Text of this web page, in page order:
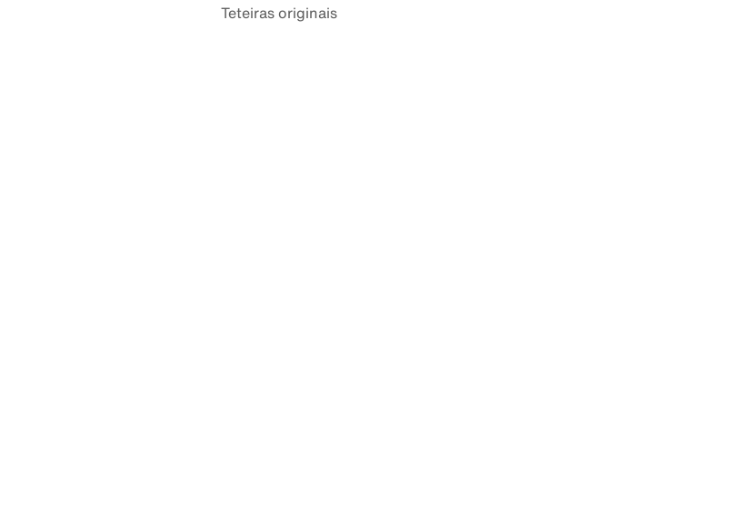
Teteiras originais